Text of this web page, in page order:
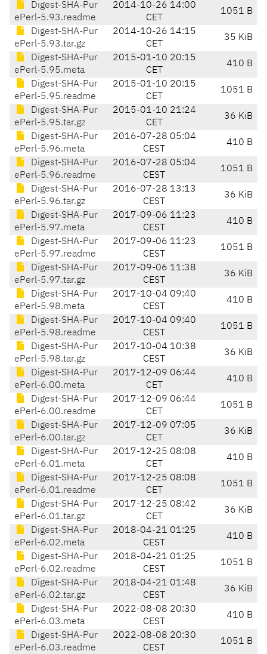
Digest-SHA-Pur
ePerl-5.93.readme
2014-10-26 14:00
CET
1051 B
Digest-SHA-Pur
ePerl-5.93.tar.gz
2014-10-26 14:15
CET
35 KiB
Digest-SHA-Pur
ePerl-5.95.meta
2015-01-10 20:15
CET
410 B
Digest-SHA-Pur
ePerl-5.95.readme
2015-01-10 20:15
CET
1051 B
Digest-SHA-Pur
ePerl-5.95.tar.gz
2015-01-10 21:24
CET
36 KiB
Digest-SHA-Pur
ePerl-5.96.meta
2016-07-28 05:04
CEST
410 B
Digest-SHA-Pur
ePerl-5.96.readme
2016-07-28 05:04
CEST
1051 B
Digest-SHA-Pur
ePerl-5.96.tar.gz
2016-07-28 13:13
CEST
36 KiB
Digest-SHA-Pur
ePerl-5.97.meta
2017-09-06 11:23
CEST
410 B
Digest-SHA-Pur
ePerl-5.97.readme
2017-09-06 11:23
CEST
1051 B
Digest-SHA-Pur
ePerl-5.97.tar.gz
2017-09-06 11:38
CEST
36 KiB
Digest-SHA-Pur
ePerl-5.98.meta
2017-10-04 09:40
CEST
410 B
Digest-SHA-Pur
ePerl-5.98.readme
2017-10-04 09:40
CEST
1051 B
Digest-SHA-Pur
ePerl-5.98.tar.gz
2017-10-04 10:38
CEST
36 KiB
Digest-SHA-Pur
ePerl-6.00.meta
2017-12-09 06:44
CET
410 B
Digest-SHA-Pur
ePerl-6.00.readme
2017-12-09 06:44
CET
1051 B
Digest-SHA-Pur
ePerl-6.00.tar.gz
2017-12-09 07:05
CET
36 KiB
Digest-SHA-Pur
ePerl-6.01.meta
2017-12-25 08:08
CET
410 B
Digest-SHA-Pur
ePerl-6.01.readme
2017-12-25 08:08
CET
1051 B
Digest-SHA-Pur
ePerl-6.01.tar.gz
2017-12-25 08:42
CET
36 KiB
Digest-SHA-Pur
ePerl-6.02.meta
2018-04-21 01:25
CEST
410 B
Digest-SHA-Pur
ePerl-6.02.readme
2018-04-21 01:25
CEST
1051 B
Digest-SHA-Pur
ePerl-6.02.tar.gz
2018-04-21 01:48
CEST
36 KiB
Digest-SHA-Pur
ePerl-6.03.meta
2022-08-08 20:30
CEST
410 B
Digest-SHA-Pur
ePerl-6.03.readme
2022-08-08 20:30
CEST
1051 B